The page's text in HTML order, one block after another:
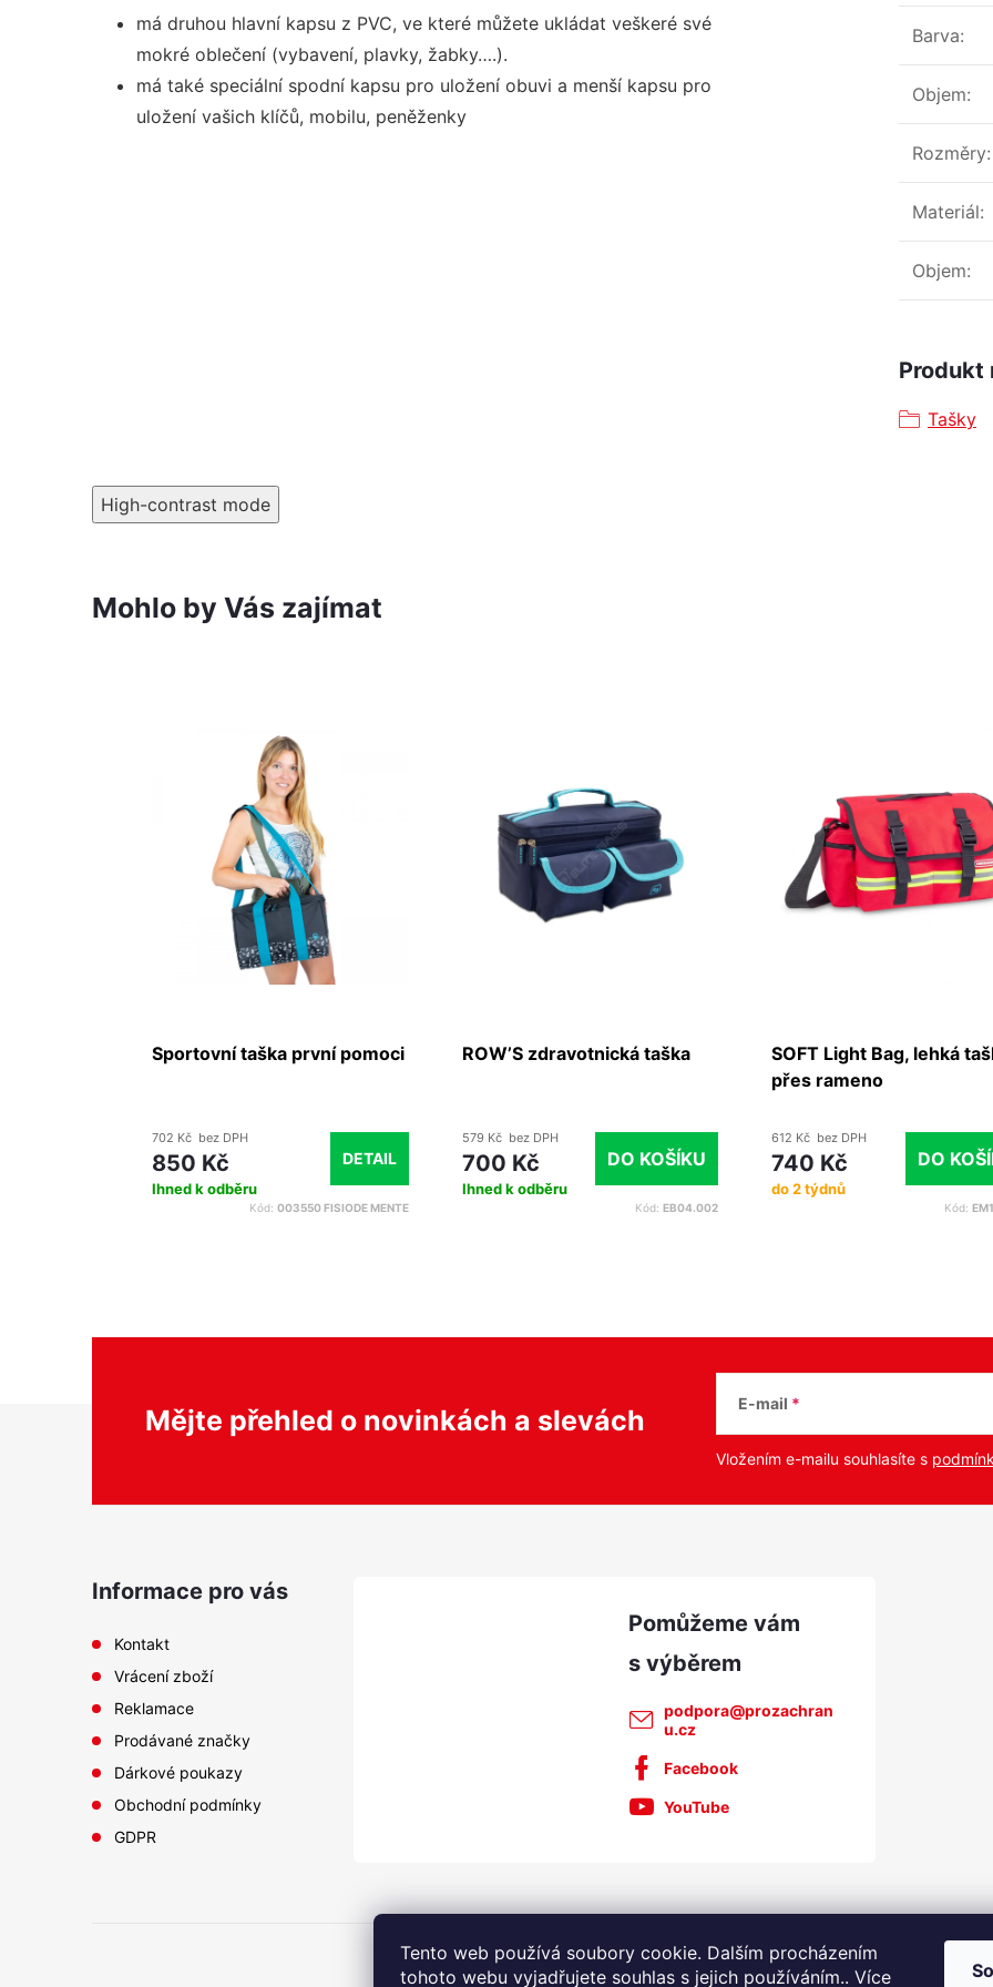
Tento web používá soubory cookie. Dalším procházením
tohoto webu vyjadřujete souhlas s jejich používáním.. Více
má druhou hlavní kapsu z PVC, ve které můžete ukládat veškeré své
mokré oblečení (vybavení, plavky, žabky….).
má také speciální spodní kapsu pro uložení obuvi a menší kapsu pro
uložení vašich klíčů, mobilu, peněženky
Barva:
Objem:
Rozměry:
Materiál:
Objem:
Produkt
Tašky
High-contrast mode
Mohlo by Vás zajímat
Sportovní taška první pomoci
702 Kč bez DPH
850 Kč
Ihned k odběru
DETAIL
Kód: 003550 FISIODE MENTE
ROW’S zdravotnická taška
579 Kč bez DPH
700 Kč
Ihned k odběru
DO KOŠÍKU
Kód: EB04.002
SOFT Light Bag, lehká
přes rameno
612 Kč bez DPH
740 Kč
do 2 týdnů
DO
Kód:
Mějte přehled o novinkách a slevách
E-mail
Vložením e-mailu souhlasíte s
Informace pro vás
Kontakt
Vrácení zboží
Reklamace
Prodávané značky
Dárkové poukazy
Obchodní podmínky
GDPR
podpora@prozachran
u.cz
Facebook
YouTube